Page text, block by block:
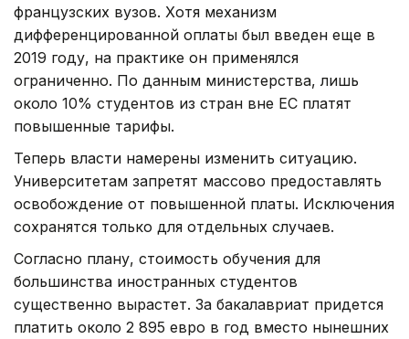
французских вузов. Хотя механизм
дифференцированной оплаты был введен еще в
2019 году, на практике он применялся
ограниченно. По данным министерства, лишь
около 10% студентов из стран вне ЕС платят
повышенные тарифы.
Теперь власти намерены изменить ситуацию.
Университетам запретят массово предоставлять
освобождение от повышенной платы. Исключения
сохранятся только для отдельных случаев.
Согласно плану, стоимость обучения для
большинства иностранных студентов
существенно вырастет. За бакалавриат придется
платить около 2 895 евро в год вместо нынешних